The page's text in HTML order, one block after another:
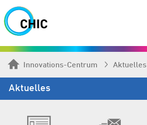
Innovations-Centrum Aktuelles
Aktuelles